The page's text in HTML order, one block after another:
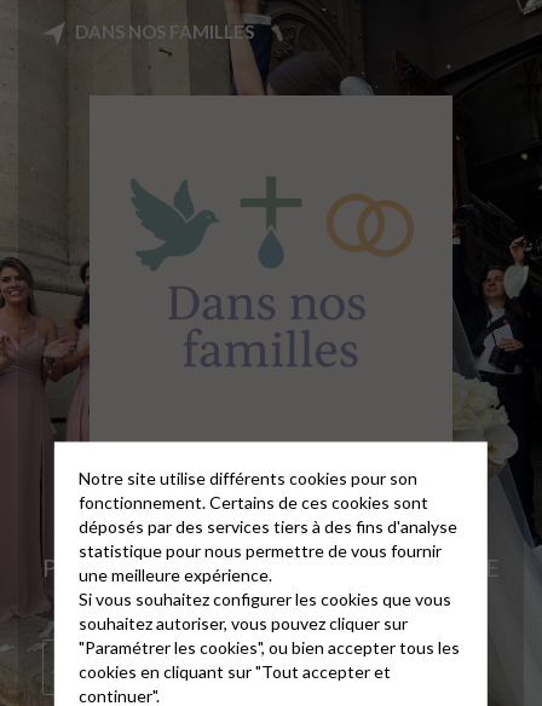
DANS NOS FAMILLES
BAPTÊMES, BÉNÉDICTIONS DE
MARIAGE, CONFIRMATIONS,
PRÉSENTATIONS, CULTES D’ACTION DE
GRÂCE, ACCUEILS DANS L’ÉGLISE,
NOUVELLES
DANS NOS FAMILLES
Notre site utilise différents cookies pour son
fonctionnement. Certains de ces cookies sont
déposés par des services tiers à des fins d'analyse
statistique pour nous permettre de vous fournir
une meilleure expérience.
Si vous souhaitez configurer les cookies que vous
souhaitez autoriser, vous pouvez cliquer sur
"Paramétrer les cookies", ou bien accepter tous les
cookies en cliquant sur "Tout accepter et
continuer".